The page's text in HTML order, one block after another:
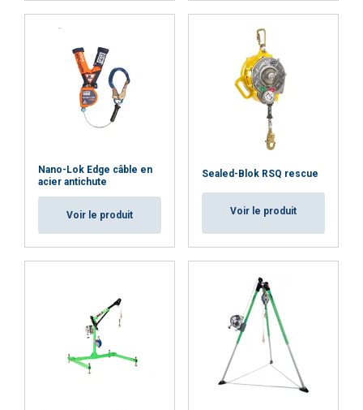
Nano-Lok Edge câble en
acier antichute
Voir le produit
Sealed-Blok RSQ rescue
Voir le produit